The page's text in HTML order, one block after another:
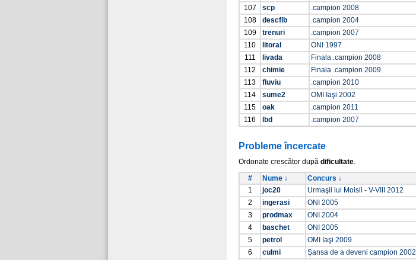
107
scp .campion 2008
108
descfib .campion 2004
109
trenuri .campion 2007
110
litoral ONI 1997
111
livada Finala .campion 2008
112
chimie Finala .campion 2009
113
fluviu .campion 2010
114
sume2 OMI Iaşi 2002
115
oak .campion 2011
116
lbd .campion 2007
Probleme încercate
Ordonate crescător după dificultate.
#
Nume ↓ Concurs ↓
1
joc20 Urmaşii lui Moisil - V-VIII 2012
2
ingerasi ONI 2005
3
prodmax ONI 2004
4
baschet ONI 2005
5
petrol OMI Iaşi 2009
6
culmi Şansa de a deveni campion 2002